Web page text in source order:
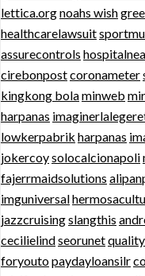
lettica.orgnoahs wish
healthcarelawsuit
assurecontrols
cirebonpostcoronameter
kingkong bolaminweb
harpanas
lowkerpabrik harpanas
jokercoysolocalcionapoli
fajerrmaidsolutions
imguniversal
jazzcruisingslangthis
cecilielindseorunet
foryoutopaydayloansilr